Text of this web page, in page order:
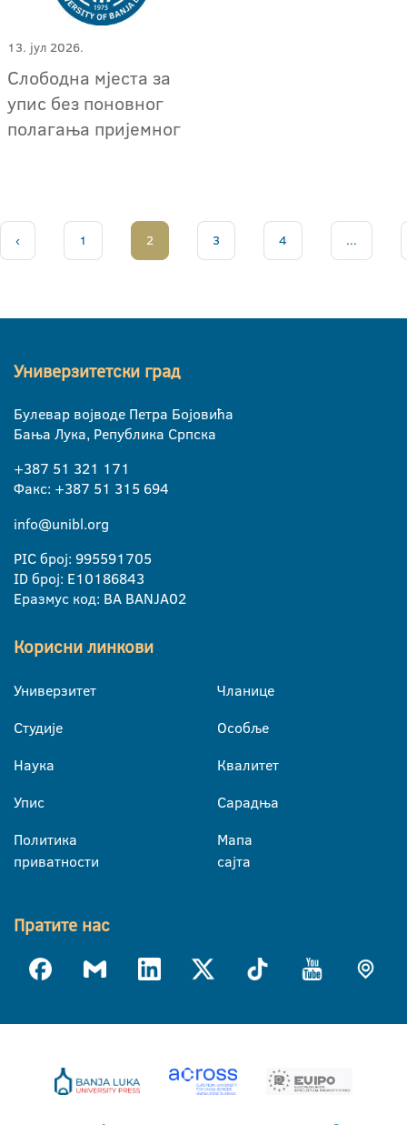
13. јул 2026.
Слободна мјеста за
упис без поновног
полагања пријемног
‹ 1 2 3 4 ...
Универзитетски град
Булевар војводе Петра Бојовића
Бања Лука, Република Српска
+387 51 321 171
Факс: +387 51 315 694
info@unibl.org
PIC број: 995591705
ID број: E10186843
Еразмус код: BA BANJA02
Корисни линкови
Универзитет
Студије
Наука
Упис
Политика
приватности
Чланице
Особље
Квалитет
Сарадња
Мапа
сајта
Пратите нас